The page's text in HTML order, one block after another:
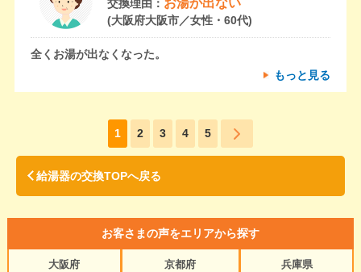
交換理由：
(大阪府大阪市／女性・60代)
全くお湯が出なくなった。
もっと見る
1 2 3 4 5
給湯器の交換TOPへ戻る
お客さまの声をエリアから探す
大阪府
京都府
兵庫県